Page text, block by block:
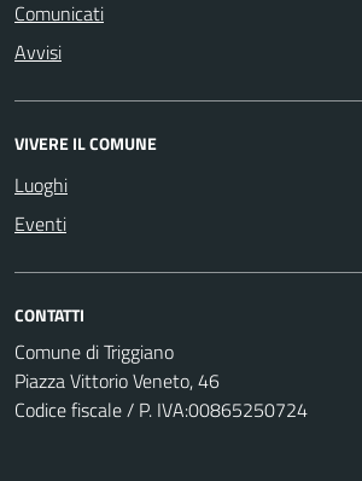
Comunicati
Avvisi
VIVERE IL COMUNE
Luoghi
Eventi
CONTATTI
Comune di Triggiano
Piazza Vittorio Veneto, 46
Codice fiscale / P. IVA:00865250724